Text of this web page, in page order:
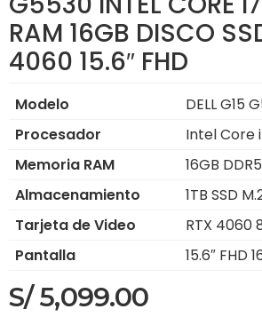
RAM 16GB DISCO
4060 15.6″ FHD
Modelo
DELL G15
Procesador
Intel Core
Memoria RAM
16GB
Almacenamiento
1TB SSD
Tarjeta de Video
RTX 4060
Pantalla
15.6″ FHD
S/5,099.00